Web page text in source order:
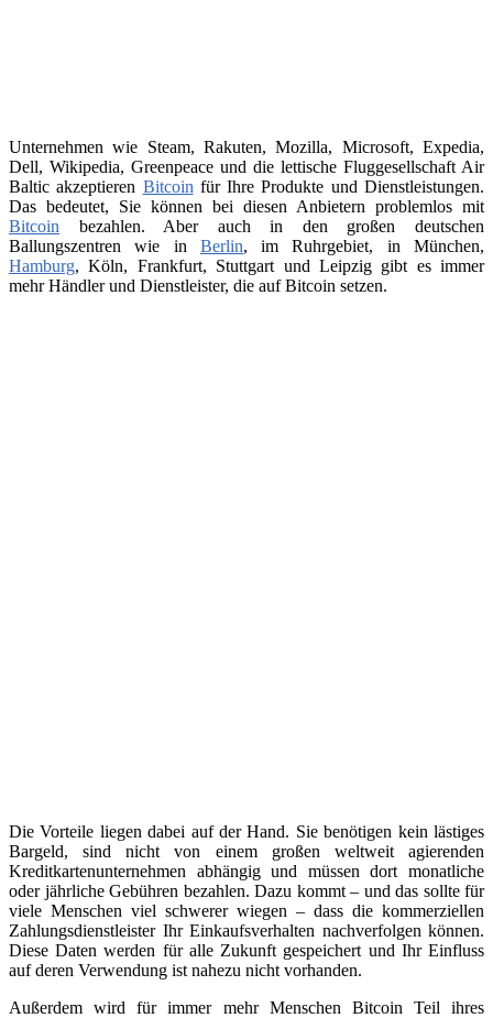
Unternehmen wie Steam, Rakuten, Mozilla, Microsoft, Expedia,
Dell, Wikipedia, Greenpeace und die lettische Fluggesellschaft Air
Baltic akzeptieren Bitcoin für Ihre Produkte und Dienstleistungen.
Das bedeutet, Sie können bei diesen Anbietern problemlos mit
Bitcoin bezahlen. Aber auch in den großen deutschen
Ballungszentren wie in Berlin, im Ruhrgebiet, in München,
Hamburg, Köln, Frankfurt, Stuttgart und Leipzig gibt es immer
mehr Händler und Dienstleister, die auf Bitcoin setzen.
Die Vorteile liegen dabei auf der Hand. Sie benötigen kein lästiges
Bargeld, sind nicht von einem großen weltweit agierenden
Kreditkartenunternehmen abhängig und müssen dort monatliche
oder jährliche Gebühren bezahlen. Dazu kommt – und das sollte für
viele Menschen viel schwerer wiegen – dass die kommerziellen
Zahlungsdienstleister Ihr Einkaufsverhalten nachverfolgen können.
Diese Daten werden für alle Zukunft gespeichert und Ihr Einfluss
auf deren Verwendung ist nahezu nicht vorhanden.
Außerdem wird für immer mehr Menschen Bitcoin Teil ihres